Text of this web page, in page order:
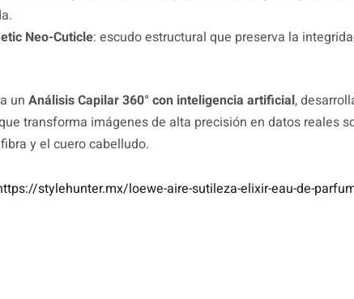
Neo-Cuticle: escudo estructural que preserva la
un Análisis Capilar 360° con inteligencia artificial,
transforma imágenes de alta precisión en datos reales
y el cuero cabelludo.
stylehunter.mx/loewe-aire-sutileza-elixir-eau-de-